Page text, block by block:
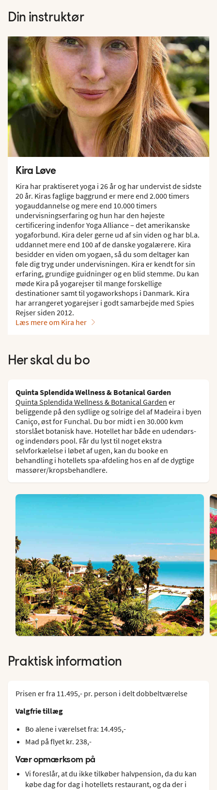
Din instruktør
Kira Løve
Kira har praktiseret yoga i 26 år og har undervist de sidste
20 år. Kiras faglige baggrund er mere end 2.000 timers
yogauddannelse og mere end 10.000 timers
undervisningserfaring og hun har den højeste
certificering indenfor Yoga Alliance – det amerikanske
yogaforbund. Kira deler gerne ud af sin viden og har bl.a.
uddannet mere end 100 af de danske yogalærere. Kira
besidder en viden om yogaen, så du som deltager kan
føle dig tryg under undervisningen. Kira er kendt for sin
erfaring, grundige guidninger og en blid stemme. Du kan
møde Kira på yogarejser til mange forskellige
destinationer samt til yogaworkshops i Danmark. Kira
har arrangeret yogarejser i godt samarbejde med Spies
Rejser siden 2012.
Læs mere om Kira her
Her skal du bo
Quinta Splendida Wellness & Botanical Garden
Quinta Splendida Wellness & Botanical Garden er
beliggende på den sydlige og solrige del af Madeira i byen
Caniço, øst for Funchal. Du bor midt i en 30.000 kvm
storslået botanisk have. Hotellet har både en udendørs-
og indendørs pool. Får du lyst til noget ekstra
selvforkælelse i løbet af ugen, kan du booke en
behandling i hotellets spa-afdeling hos en af de dygtige
massører/kropsbehandlere.
Praktisk information
Prisen er fra 11.495,- pr. person i delt dobbeltværelse
Valgfrie tillæg
Bo alene i værelset fra: 14.495,-
Mad på flyet kr. 238,-
Vær opmærksom på
Vi foreslår, at du ikke tilkøber halvpension, da du kan
købe dag for dag i hotellets restaurant, og da der i